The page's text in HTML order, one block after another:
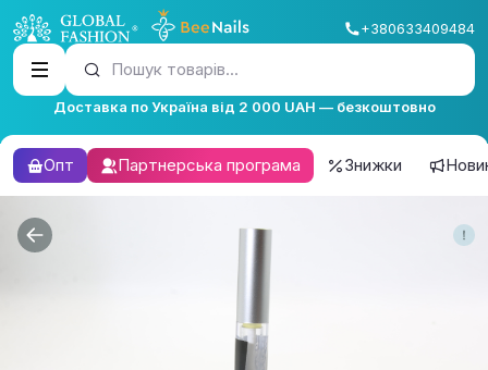
+380633409484
Пошук товарів...
Доставка по Україна від 2 000 UAH — безкоштовно
Опт Партнерська програма Знижки